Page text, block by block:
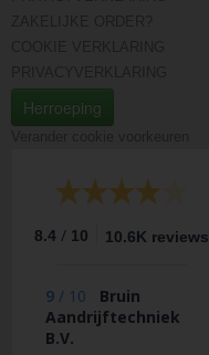
Herroeping
8.4 / 10 10.6K reviews
9 / 10
Bruin
Aandrijftechniek
B.V.